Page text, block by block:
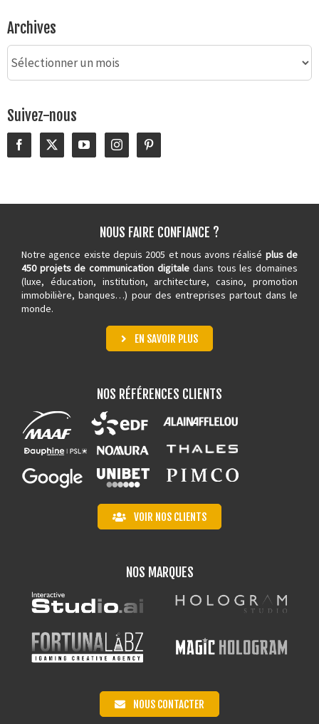
Archives
Archives
Suivez-nous
NOUS FAIRE CONFIANCE ?
Notre agence existe depuis 2005 et nous avons réalisé plus de
450 projets de communication digitale dans tous les domaines
(luxe, éducation, institution, architecture,casino, promotion
immobilière, banques…) pour des entreprises partout dans le
monde.
EN SAVOIR PLUS
NOS RÉFÉRENCES CLIENTS
VOIR NOS CLIENTS
NOS MARQUES
NOUS CONTACTER